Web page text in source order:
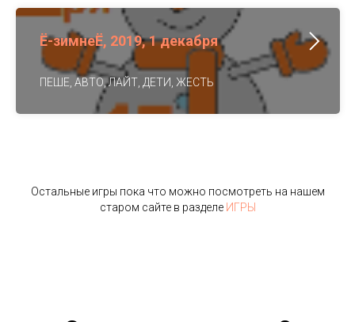
Ё-зимнеЁ, 2019, 1 декабря
ПЕШЕ, АВТО, ЛАЙТ, ДЕТИ, ЖЕСТЬ
Остальные игры пока что можно посмотреть на нашем
старом сайте в разделе ИГРЫ